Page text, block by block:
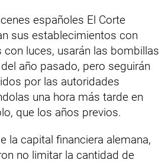
españoles El Corte
sus establecimientos con
luces, usarán las bombillas
año pasado, pero seguirán
por las autoridades
una hora más tarde en
que los años previos.
la capital financiera alemana,
no limitar la cantidad de